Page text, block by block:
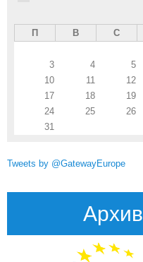
П В С
3
4 5
10
11 12
17
18 19
24
25 26
31
Tweets by @GatewayEurope
Архив